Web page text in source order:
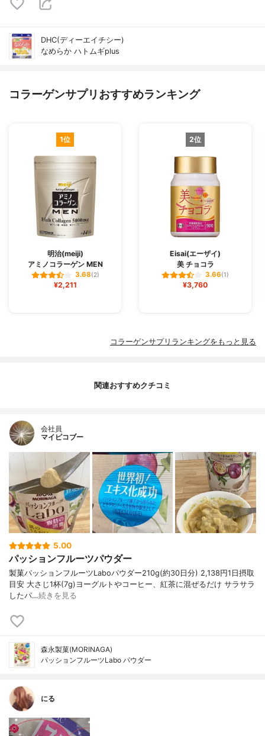
DHC(ディーエイチシー)
なめらか ハトムギplus
コラーゲンサプリおすすめランキング
1位
明治(meiji)
アミノコラーゲン MEN
3.68(2)
¥2,211
2位
Eisai(エーザイ)
美 チョコラ
3.66(1)
¥3,760
コラーゲンサプリランキングをもっと見る
関連おすすめクチコミ
会社員
マイピコブー
5.00
パッションフルーツパウダー
製菓パッションフルーツLaboパウダー210g(約30日分) 2,138円1日摂取
目安 大さじ1杯(7g)ヨーグルトやコーヒー、紅茶に混ぜるだけ サラサラ
したパ…続きを見る
森永製菓(MORINAGA)
パッションフルーツLabo パウダー
にる